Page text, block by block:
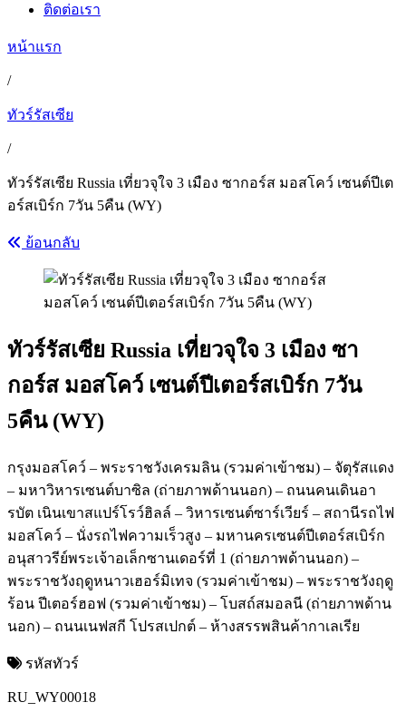
ติดต่อเรา
หน้าแรก
/
ทัวร์รัสเซีย
/
ทัวร์รัสเซีย Russia เที่ยวจุใจ 3 เมือง ซากอร์ส มอสโคว์ เซนต์ปีเต
อร์สเบิร์ก 7วัน 5คืน (WY)
ย้อนกลับ
ทัวร์รัสเซีย Russia เที่ยวจุใจ 3 เมือง ซา
กอร์ส มอสโคว์ เซนต์ปีเตอร์สเบิร์ก 7วัน
5คืน (WY)
กรุงมอสโคว์ – พระราชวังเครมลิน (รวมค่าเข้าชม) – จัตุรัสแดง
– มหาวิหารเซนต์บาซิล (ถ่ายภาพด้านนอก) – ถนนคนเดินอา
รบัต เนินเขาสแปร์โรว์ฮิลล์ – วิหารเซนต์ซาร์เวียร์ – สถานีรถไฟ
มอสโคว์ – นั่งรถไฟความเร็วสูง – มหานครเซนต์ปีเตอร์สเบิร์ก
อนุสาวรีย์พระเจ้าอเล็กซานเดอร์ที่ 1 (ถ่ายภาพด้านนอก) –
พระราชวังฤดูหนาวเฮอร์มิเทจ (รวมค่าเข้าชม) – พระราชวังฤดู
ร้อน ปีเตอร์ฮอฟ (รวมค่าเข้าชม) – โบสถ์สมอลนี (ถ่ายภาพด้าน
นอก) – ถนนเนฟสกี โปรสเปกต์ – ห้างสรรพสินค้ากาเลเรีย
รหัสทัวร์
RU_WY00018